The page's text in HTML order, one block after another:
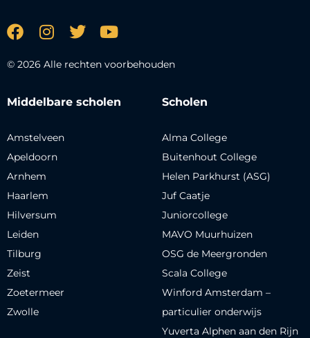
© 2026 Alle rechten voorbehouden
Middelbare scholen
Amstelveen
Apeldoorn
Arnhem
Haarlem
Hilversum
Leiden
Tilburg
Zeist
Zoetermeer
Zwolle
Scholen
Alma College
Buitenhout College
Helen Parkhurst (ASG)
Juf Caatje
Juniorcollege
MAVO Muurhuizen
OSG de Meergronden
Scala College
Winford Amsterdam –
particulier onderwijs
Yuverta Alphen aan den Rijn